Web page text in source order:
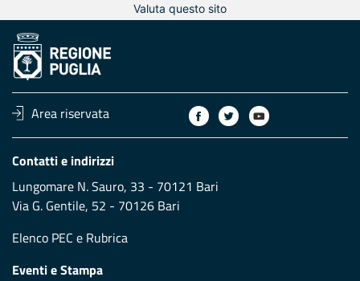
Valuta questo sito
Area riservata
Contatti e indirizzi
Lungomare N. Sauro, 33 - 70121 Bari
Via G. Gentile, 52 - 70126 Bari
Elenco PEC e Rubrica
Eventi e Stampa